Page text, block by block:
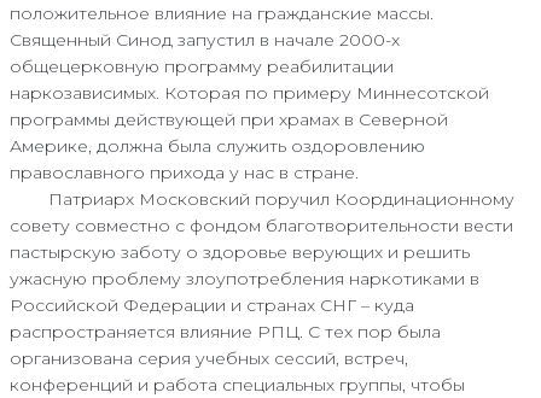
положительное влияние на гражданские массы.
Священный Синод запустил в начале 2000-х
общецерковную программу реабилитации
наркозависимых. Которая по примеру Миннесотской
программы действующей при храмах в Северной
Америке, должна была служить оздоровлению
православного прихода у нас в стране.
Патриарх Московский поручил Координационному
совету совместно с фондом благотворительности вести
пастырскую заботу о здоровье верующих и решить
ужасную проблему злоупотребления наркотиками в
Российской Федерации и странах СНГ – куда
распространяется влияние РПЦ. С тех пор была
организована серия учебных сессий, встреч,
конференций и работа специальных группы, чтобы